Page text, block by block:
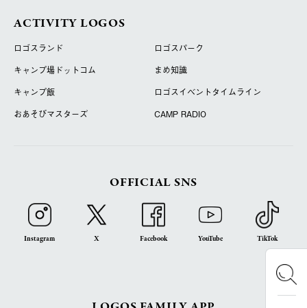
ACTIVITY LOGOS
ロゴスランド
ロゴスパーク
キャンプ場ドットコム
まめ知識
キャンプ飯
ロゴスイベントタイムライン
おあそびマスターズ
CAMP RADIO
OFFICIAL SNS
Instagram X Facebook YouTube TikTok